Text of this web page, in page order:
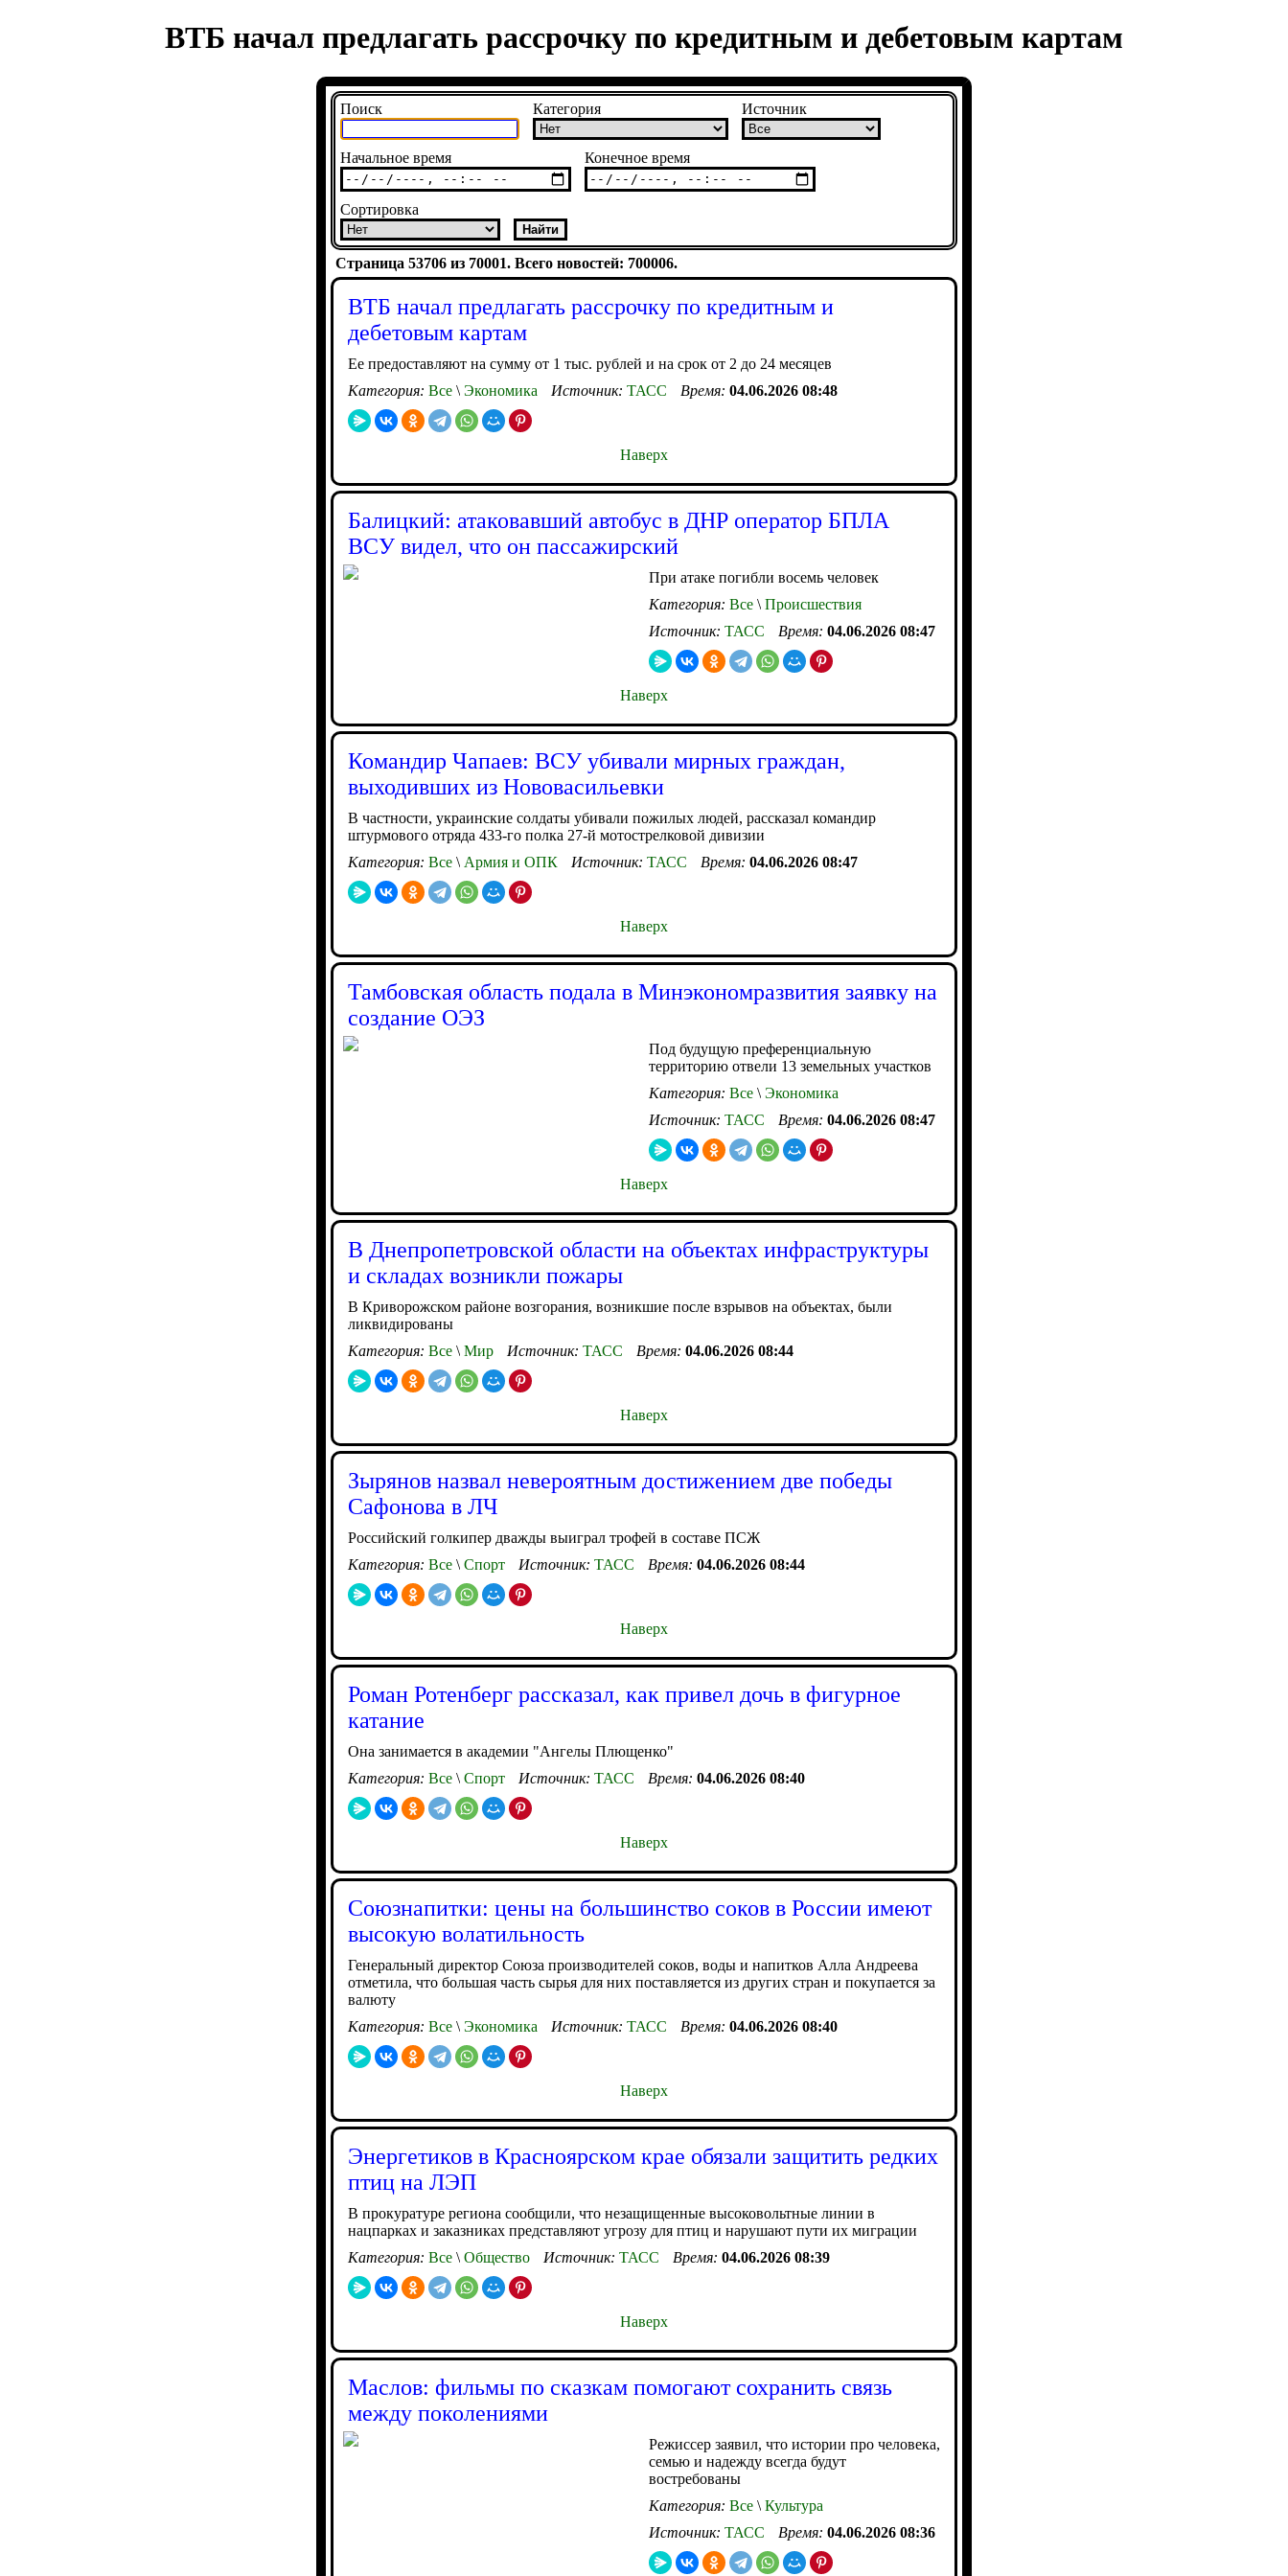
ВТБ начал предлагать рассрочку по кредитным и дебетовым картам
Поиск Категория Источник
Начальное время Конечное время
Сортировка
Страница 53706 из 70001. Всего новостей: 700006.
ВТБ начал предлагать рассрочку по кредитным и
дебетовым картам
Ее предоставляют на сумму от 1 тыс. рублей и на срок от 2 до 24 месяцев
Категория: Все \ Экономика Источник: ТАСС Время: 04.06.2026 08:48
Наверх
Балицкий: атаковавший автобус в ДНР оператор БПЛА
ВСУ видел, что он пассажирский
При атаке погибли восемь человек
Категория: Все \ Происшествия
Источник: ТАСС Время: 04.06.2026 08:47
Наверх
Командир Чапаев: ВСУ убивали мирных граждан,
выходивших из Нововасильевки
В частности, украинские солдаты убивали пожилых людей, рассказал командир
штурмового отряда 433-го полка 27-й мотострелковой дивизии
Категория: Все \ Армия и ОПК Источник: ТАСС Время: 04.06.2026 08:47
Наверх
Тамбовская область подала в Минэкономразвития заявку на
создание ОЭЗ
Под будущую преференциальную
территорию отвели 13 земельных участков
Категория: Все \ Экономика
Источник: ТАСС Время: 04.06.2026 08:47
Наверх
В Днепропетровской области на объектах инфраструктуры
и складах возникли пожары
В Криворожском районе возгорания, возникшие после взрывов на объектах, были
ликвидированы
Категория: Все \ Мир Источник: ТАСС Время: 04.06.2026 08:44
Наверх
Зырянов назвал невероятным достижением две победы
Сафонова в ЛЧ
Российский голкипер дважды выиграл трофей в составе ПСЖ
Категория: Все \ Спорт Источник: ТАСС Время: 04.06.2026 08:44
Наверх
Роман Ротенберг рассказал, как привел дочь в фигурное
катание
Она занимается в академии "Ангелы Плющенко"
Категория: Все \ Спорт Источник: ТАСС Время: 04.06.2026 08:40
Наверх
Союзнапитки: цены на большинство соков в России имеют
высокую волатильность
Генеральный директор Союза производителей соков, воды и напитков Алла Андреева
отметила, что большая часть сырья для них поставляется из других стран и покупается за
валюту
Категория: Все \ Экономика Источник: ТАСС Время: 04.06.2026 08:40
Наверх
Энергетиков в Красноярском крае обязали защитить редких
птиц на ЛЭП
В прокуратуре региона сообщили, что незащищенные высоковольтные линии в
нацпарках и заказниках представляют угрозу для птиц и нарушают пути их миграции
Категория: Все \ Общество Источник: ТАСС Время: 04.06.2026 08:39
Наверх
Маслов: фильмы по сказкам помогают сохранить связь
между поколениями
Режиссер заявил, что истории про человека,
семью и надежду всегда будут
востребованы
Категория: Все \ Культура
Источник: ТАСС Время: 04.06.2026 08:36